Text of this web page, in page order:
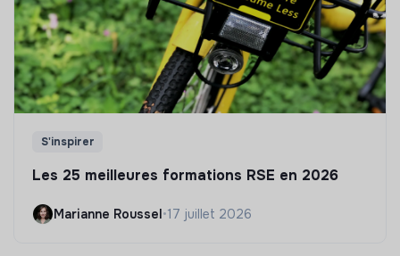
S'inspirer
Les 25 meilleures formations RSE en 2026
Marianne Roussel•17 juillet 2026